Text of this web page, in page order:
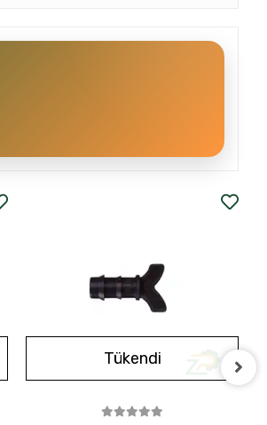
Tükendi